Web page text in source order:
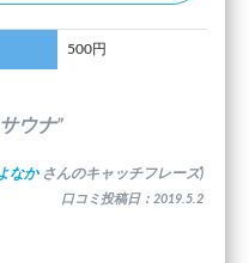
500円
ウナ”
なか さんのキャッチフレーズ)
口コミ投稿日：2019.5.2